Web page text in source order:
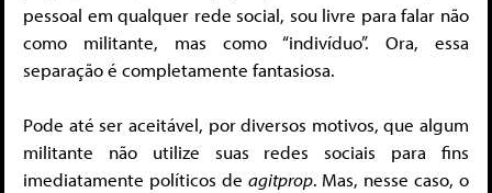
pessoal em qualquer rede social, sou livre para falar não
como militante, mas como “indivíduo”. Ora, essa
separação é completamente fantasiosa.
Pode até ser aceitável, por diversos motivos, que algum
militante não utilize suas redes sociais para fins
imediatamente políticos de agitprop. Mas, nesse caso, o